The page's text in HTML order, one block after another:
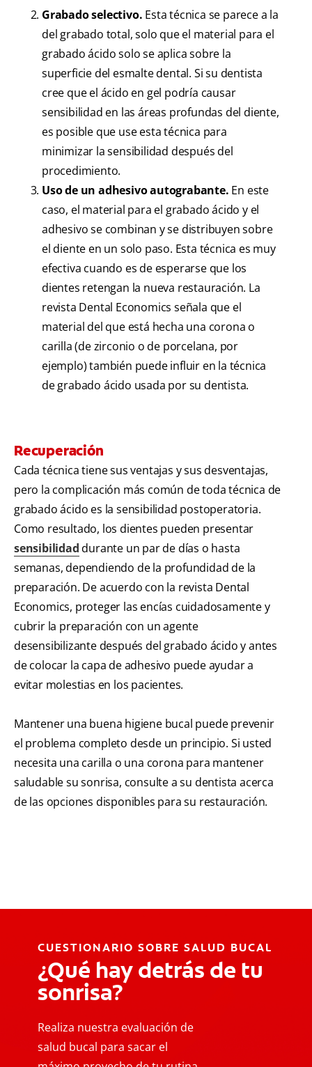
Grabado selectivo. Esta técnica se parece a la
del grabado total, solo que el material para el
grabado ácido solo se aplica sobre la
superficie del esmalte dental. Si su dentista
cree que el ácido en gel podría causar
sensibilidad en las áreas profundas del diente,
es posible que use esta técnica para
minimizar la sensibilidad después del
procedimiento.
Uso de un adhesivo autograbante. En este
caso, el material para el grabado ácido y el
adhesivo se combinan y se distribuyen sobre
el diente en un solo paso. Esta técnica es muy
efectiva cuando es de esperarse que los
dientes retengan la nueva restauración. La
revista Dental Economics señala que el
material del que está hecha una corona o
carilla (de zirconio o de porcelana, por
ejemplo) también puede influir en la técnica
de grabado ácido usada por su dentista.
Recuperación
Cada técnica tiene sus ventajas y sus desventajas,
pero la complicación más común de toda técnica de
grabado ácido es la sensibilidad postoperatoria.
Como resultado, los dientes pueden presentar
sensibilidaddurante un par de días o hasta
semanas, dependiendo de la profundidad de la
preparación. De acuerdo con la revista Dental
Economics, proteger las encías cuidadosamente y
cubrir la preparación con un agente
desensibilizante después del grabado ácido y antes
de colocar la capa de adhesivo puede ayudar a
evitar molestias en los pacientes.
Mantener una buena higiene bucal puede prevenir
el problema completo desde un principio. Si usted
necesita una carilla o una corona para mantener
saludable su sonrisa, consulte a su dentista acerca
de las opciones disponibles para su restauración.
CUESTIONARIO SOBRE SALUD BUCAL
¿Qué hay detrás de tu
sonrisa?
Realiza nuestra evaluación de
salud bucal para sacar el